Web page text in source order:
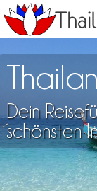
Dein
schönsten